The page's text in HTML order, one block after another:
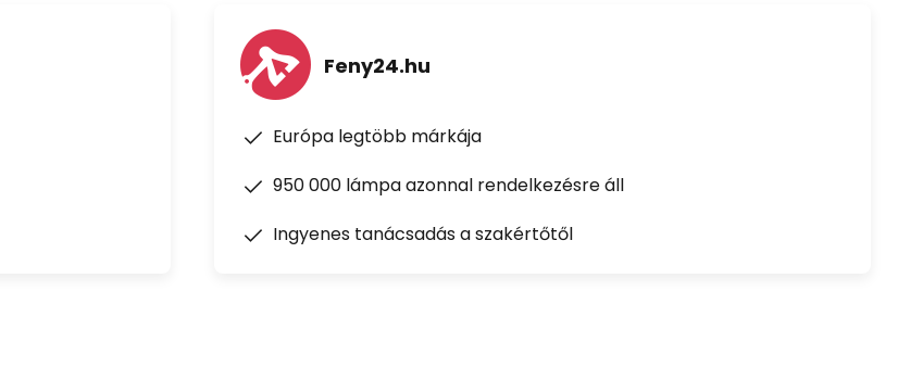
Feny24.hu
Európa legtöbb márkája
950 000 lámpa azonnal rendelkezésre áll
Ingyenes tanácsadás a szakértőtől